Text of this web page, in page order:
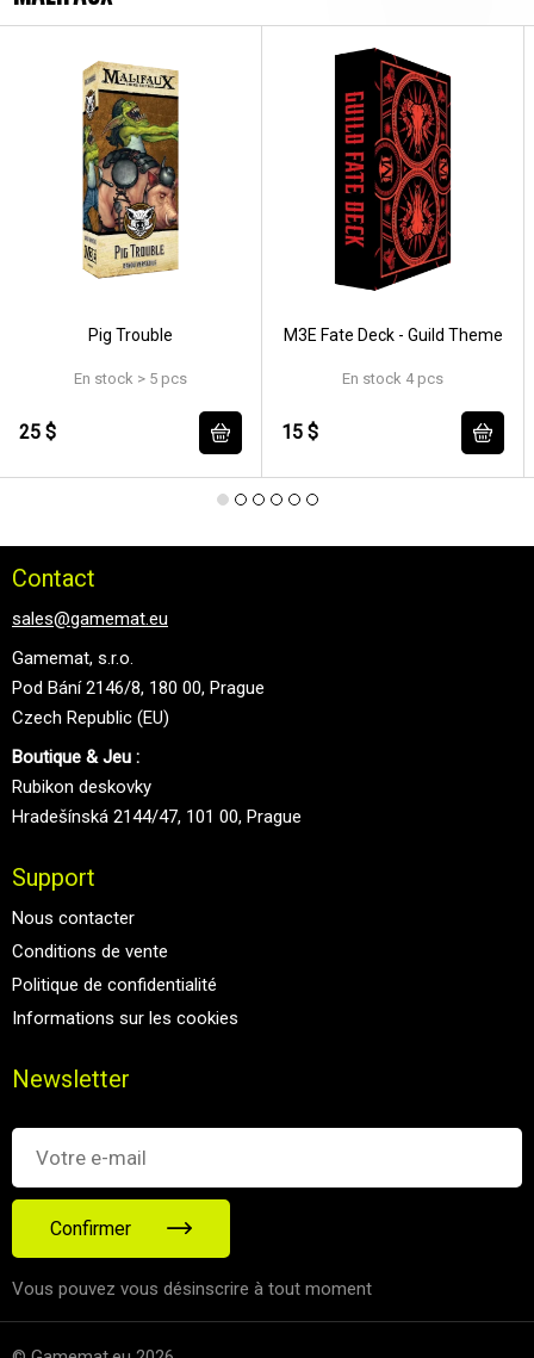
Pig Trouble
En stock > 5 pcs
25 $
M3E Fate Deck - Guild Theme
En stock 4 pcs
15 $
Contact
sales@gamemat.eu
Gamemat, s.r.o.
Pod Bání 2146/8, 180 00, Prague
Czech Republic (EU)
Boutique & Jeu :
Rubikon deskovky
Hradešínská 2144/47, 101 00, Prague
Support
Nous contacter
Conditions de vente
Politique de confidentialité
Informations sur les cookies
Newsletter
Confirmer
Vous pouvez vous désinscrire à tout moment